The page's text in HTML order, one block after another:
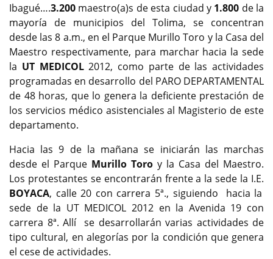
Ibagué….3.200 maestro(a)s de esta ciudad y 1.800 de la
mayoría de municipios del Tolima, se concentran
desde las 8 a.m., en el Parque Murillo Toro y la Casa del
Maestro respectivamente, para marchar hacia la sede
la UT MEDICOL2012, como parte de las actividades
programadas en desarrollo del PARO DEPARTAMENTAL
de 48 horas, que lo genera la deficiente prestación de
los servicios médico asistenciales al Magisterio de este
departamento.
Hacia las 9 de la mañana se iniciarán las marchas
desde el Parque Murillo Toro y la Casa del Maestro.
Los protestantes se encontrarán frente a la sede la I.E.
BOYACA, calle 20 con carrera 5ª., siguiendo hacia la
sede de la UT MEDICOL 2012 en la Avenida 19 con
carrera 8ª. Allí se desarrollarán varias actividades de
tipo cultural, en alegorías por la condición que genera
el cese de actividades.